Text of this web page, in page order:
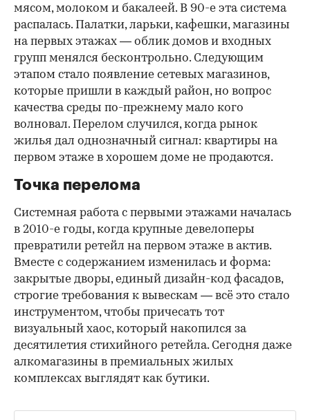
мясом, молоком и бакалеей. В 90-е эта система
распалась. Палатки, ларьки, кафешки, магазины
на первых этажах — облик домов и входных
групп менялся бесконтрольно. Следующим
этапом стало появление сетевых магазинов,
которые пришли в каждый район, но вопрос
качества среды по-прежнему мало кого
волновал. Перелом случился, когда рынок
жилья дал однозначный сигнал: квартиры на
первом этаже в хорошем доме не продаются.
Точка перелома
Системная работа с первыми этажами началась
в 2010-е годы, когда крупные девелоперы
превратили ретейл на первом этаже в актив.
Вместе с содержанием изменилась и форма:
закрытые дворы, единый дизайн-код фасадов,
строгие требования к вывескам — всё это стало
инструментом, чтобы причесать тот
визуальный хаос, который накопился за
десятилетия стихийного ретейла. Сегодня даже
алкомагазины в премиальных жилых
комплексах выглядят как бутики.